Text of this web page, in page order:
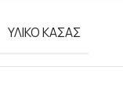
ΥΛΙΚΟ ΚΑΣΑΣ